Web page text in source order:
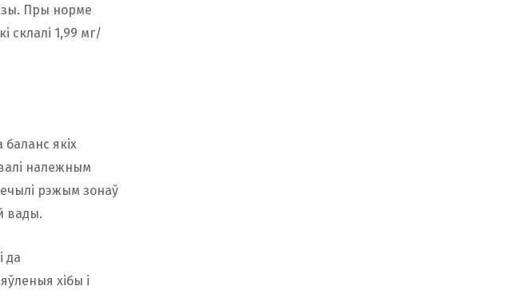
Пры норме
склалі 1,99 мг/
якіх
належным
рэжым зонаў
вады.
да
хібы і